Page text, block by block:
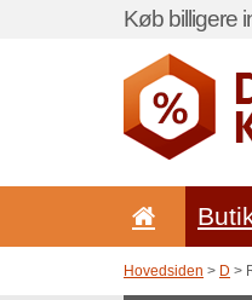
Køb billigere
Hovedsiden > D >